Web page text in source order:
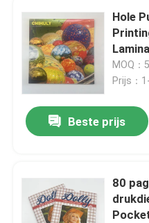
Producten
Hole
MOQ
Prijs：
Beste prijs
80